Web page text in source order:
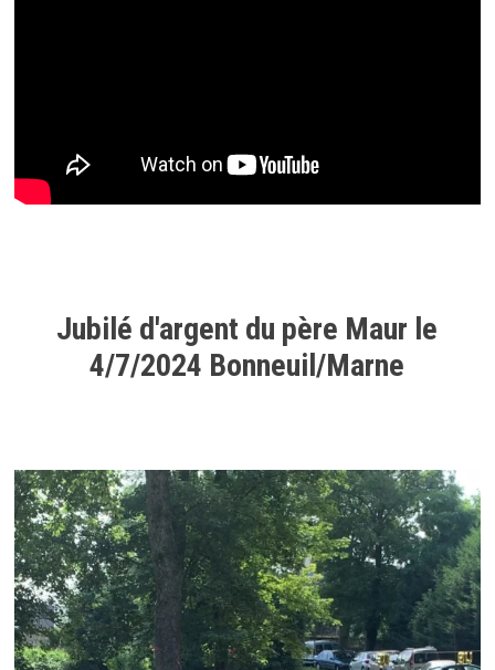
Jubilé d'argent du père Maur le
4/7/2024 Bonneuil/Marne